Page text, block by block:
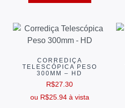
CORREDIÇA
TELESCÓPICA PESO
300MM – HD
R$27.30
ou R$25.94 à vista